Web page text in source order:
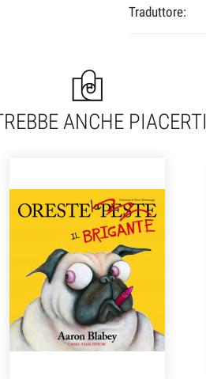
Traduttore:
ANCHE PIACERTI